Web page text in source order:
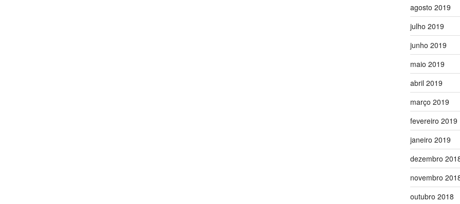
agosto 2019
julho 2019
junho 2019
maio 2019
abril 2019
março 2019
fevereiro 2019
janeiro 2019
dezembro
novembro
outubro 2018